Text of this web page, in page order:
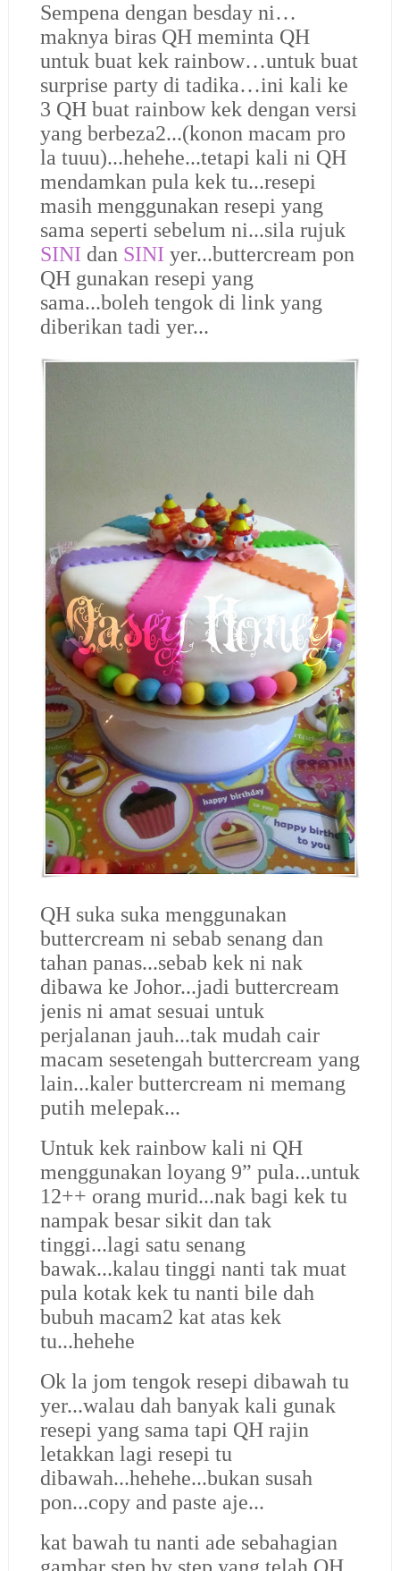
Sempena dengan besday ni…
maknya biras QH meminta QH
untuk buat kek rainbow…untuk buat
surprise party di tadika…ini kali ke
3 QH buat rainbow kek dengan versi
yang berbeza2...(konon macam pro
la tuuu)...hehehe...tetapi kali ni QH
mendamkan pula kek tu...resepi
masih menggunakan resepi yang
sama seperti sebelum ni...sila rujuk
SINI dan SINI yer...buttercream pon
QH gunakan resepi yang
sama...boleh tengok di link yang
diberikan tadi yer...
QH suka suka menggunakan
buttercream ni sebab senang dan
tahan panas...sebab kek ni nak
dibawa ke Johor...jadi buttercream
jenis ni amat sesuai untuk
perjalanan jauh...tak mudah cair
macam sesetengah buttercream yang
lain...kaler buttercream ni memang
putih melepak...
Untuk kek rainbow kali ni QH
menggunakan loyang 9” pula...untuk
12++ orang murid...nak bagi kek tu
nampak besar sikit dan tak
tinggi...lagi satu senang
bawak...kalau tinggi nanti tak muat
pula kotak kek tu nanti bile dah
bubuh macam2 kat atas kek
tu...hehehe
Ok la jom tengok resepi dibawah tu
yer...walau dah banyak kali gunak
resepi yang sama tapi QH rajin
letakkan lagi resepi tu
dibawah...hehehe...bukan susah
pon...copy and paste aje...
kat bawah tu nanti ade sebahagian